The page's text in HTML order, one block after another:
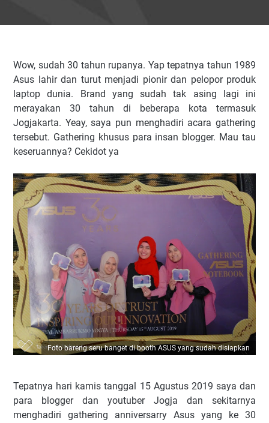
Wow, sudah 30 tahun rupanya. Yap tepatnya tahun 1989
Asus lahir dan turut menjadi pionir dan pelopor produk
laptop dunia. Brand yang sudah tak asing lagi ini
merayakan 30 tahun di beberapa kota termasuk
Jogjakarta. Yeay, saya pun menghadiri acara gathering
tersebut. Gathering khusus para insan blogger. Mau tau
keseruannya? Cekidot ya
Foto bareng seru banget di booth ASUS yang sudah disiapkan
Tepatnya hari kamis tanggal 15 Agustus 2019 saya dan
para blogger dan youtuber Jogja dan sekitarnya
menghadiri gathering anniversarry Asus yang ke 30